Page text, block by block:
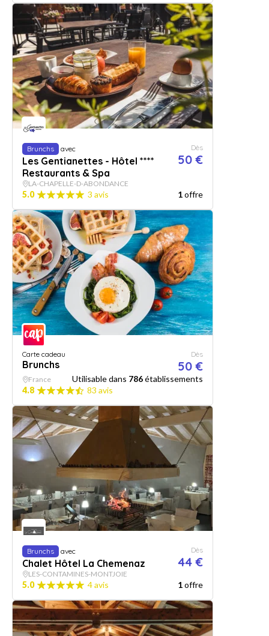
Brunchs avec
Les Gentianettes - Hôtel ****
Restaurants & Spa
Dès
50 €
LA-CHAPELLE-D-ABONDANCE
5.0 3 avis 1offre
Carte cadeau
Brunchs
Dès
50 €
France Utilisable dans 786établissements
4.8
83 avis
Brunchs avec
Chalet Hôtel La Chemenaz
Dès
44 €
LES-CONTAMINES-MONTJOIE
5.0 4 avis 1offre